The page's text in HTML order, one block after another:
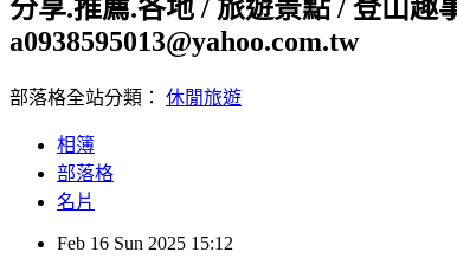
分享.推薦.各地 / 旅遊景點 / 登山趣
a0938595013@yahoo.com.tw
部落格全站分類： 休閒旅遊
相簿
部落格
名片
Feb 16 Sun 2025 15:12